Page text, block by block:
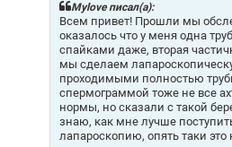
Mylоvе писал(а):
Всем привет! Прошли мы
оказалось что у меня одна
спайками даже, вторая
мы сделаем
проходимыми полностью
спермограммой тоже не все
нормы, но сказали с такой
знаю, как мне лучше
лапароскопию, опять таки